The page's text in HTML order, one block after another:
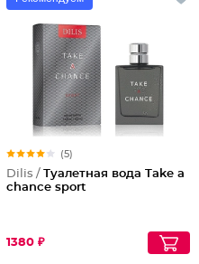
(5)
Dilis / Туалетная вода Take a
chance sport
1380 ₽